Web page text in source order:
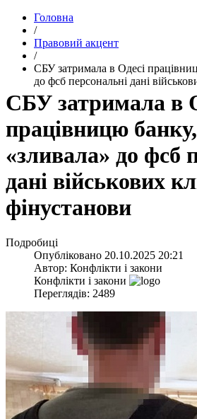
Головна
/
Правовий акцент
/
​СБУ затримала в Одесі
до фсб персональні дані
​СБУ затримала в
працівницю
«зливала» до фсб
дані військових
фінустанови
Подробиці
Опубліковано 20.10.2025 20:21
Автор: Конфлікти і закони
Конфлікти і закони
Переглядів: 2489